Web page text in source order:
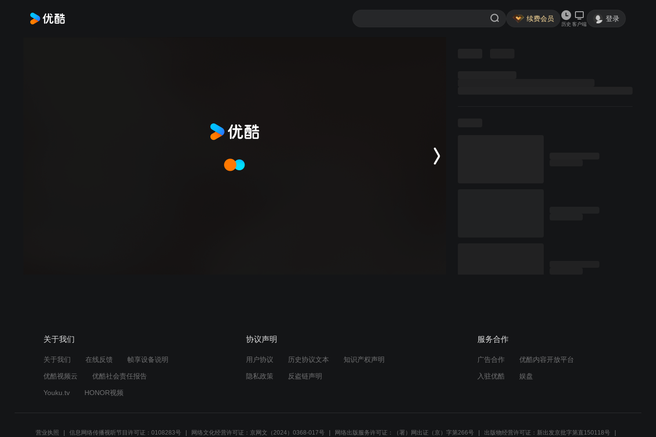
续费会员
历史 客户端
登录
关于我们
关于我们 在线反馈 帧享设备说明
优酷视频云 优酷社会责任报告
Youku.tv HONOR视频
协议声明
用户协议 历史协议文本 知识产权声明
隐私政策 反盗链声明
服务合作
广告合作 优酷内容开放平台
入驻优酷 娱盘
营业执照 信息网络传播视听节目许可证：0108283号 网络文化经营许可证：京网文（2024）0368-017号 网络出版服务许可证：（署）网出证（京）字第266号 出版物经营许可证：新出发京批字第直150118号